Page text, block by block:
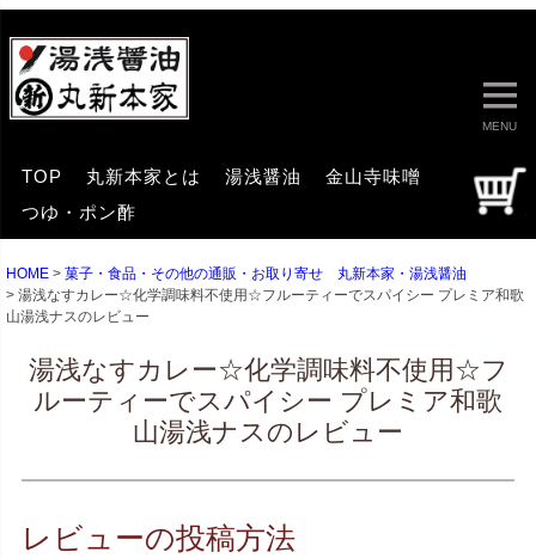
MENU
TOP 丸新本家とは 湯浅醤油
金山寺味噌
つゆ・ポン酢
HOME
菓子・食品・その他の通販・お取り寄せ 丸新本家・湯浅醤油
湯浅なすカレー☆化学調味料不使用☆フルーティーでスパイシー プレミア和歌
山湯浅ナスのレビュー
湯浅なすカレー☆化学調味料不使用☆フ
ルーティーでスパイシー プレミア和歌
山湯浅ナスのレビュー
レビューの投稿方法